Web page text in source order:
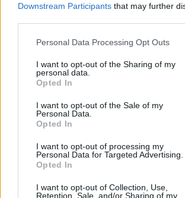
Downstream Participants that may further
Personal Data Processing Opt Outs
I want to opt-out of the Sharing of my
personal data.
Opted In
I want to opt-out of the Sale of my
Personal Data.
Opted In
I want to opt-out of processing my
Personal Data for Targeted Advertising.
Opted In
I want to opt-out of Collection, Use,
Retention, Sale, and/or Sharing of my
Esposende acolhe festival de kitesurf
EMEC celebra a conclusão de mais um
Educação e Formação de Adultos na
e Gestão de Barcelos
ÚLTIMAS
ATUALIDADE 2 horas atrás